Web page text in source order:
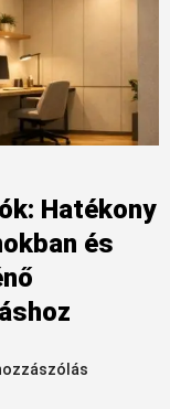
Hatékony
és